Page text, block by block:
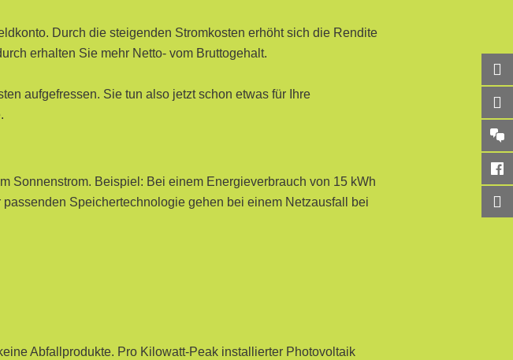
Durch die steigenden Stromkosten erhöht sich die Rendite
erhalten Sie mehr Netto- vom Bruttogehalt.
aufgefressen. Sie tun also jetzt schon etwas für Ihre
Sonnenstrom. Beispiel: Bei einem Energieverbrauch von 15 kWh
Speichertechnologie gehen bei einem Netzausfall bei
Abfallprodukte. Pro Kilowatt-Peak installierter Photovoltaik